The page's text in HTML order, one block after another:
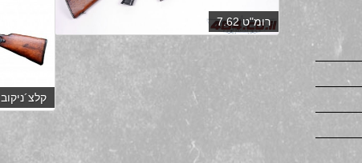
רומ"ט 7.62
קלצ´ניקוב